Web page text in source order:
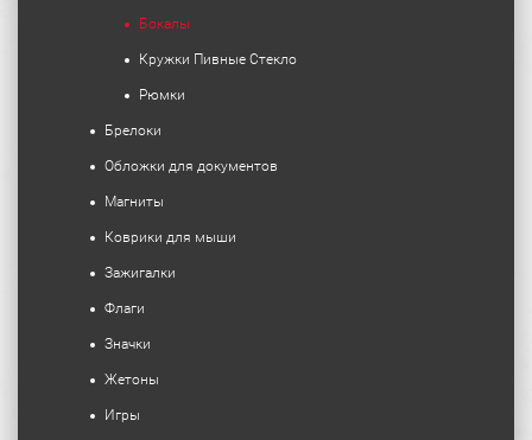
Бокалы
Кружки Пивные Стекло
Рюмки
Брелоки
Обложки для документов
Магниты
Коврики для мыши
Зажигалки
Флаги
Значки
Жетоны
Игры